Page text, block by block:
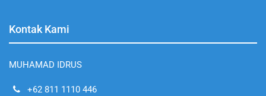
Kontak Kami
MUHAMAD IDRUS
+62 811 1110 446